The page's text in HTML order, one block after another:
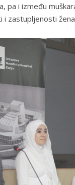
pa i između
zastupljenosti